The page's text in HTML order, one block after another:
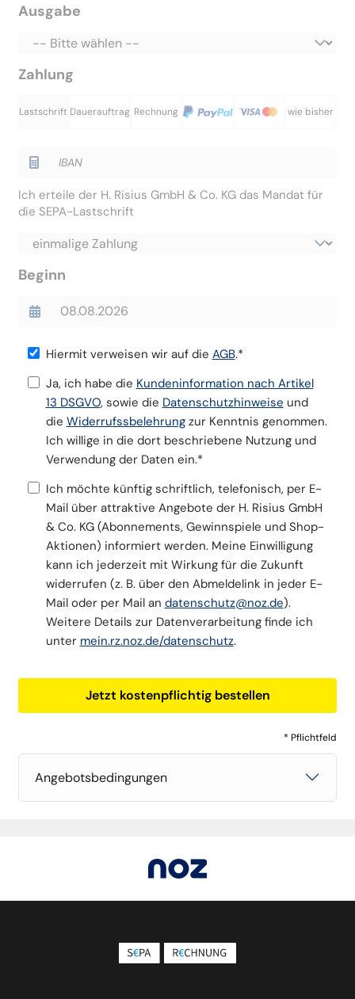
Ausgabe
Zahlung
Lastschrift Dauerauftrag Rechnung wie bisher
Ich erteile der H. Risius GmbH & Co. KG das Mandat für
die SEPA-Lastschrift
Beginn
Hiermit verweisen wir auf die AGB.*
Ja, ich habe die Kundeninformation nach Artikel
13 DSGVO, sowie die Datenschutzhinweise und
die Widerrufssbelehrungzur Kenntnis genommen.
Ich willige in die dort beschriebene Nutzung und
Verwendung der Daten ein.*
Ich möchte künftig schriftlich, telefonisch, per E-
Mail über attraktive Angebote der H. Risius GmbH
& Co. KG (Abonnements, Gewinnspiele und Shop-
Aktionen) informiert werden. Meine Einwilligung
kann ich jederzeit mit Wirkung für die Zukunft
widerrufen (z. B. über den Abmeldelink in jeder E-
Mail oder per Mail an datenschutz@noz.de).
Weitere Details zur Datenverarbeitung finde ich
unter mein.rz.noz.de/datenschutz.
Jetzt kostenpflichtig bestellen
* Pflichtfeld
Angebotsbedingungen